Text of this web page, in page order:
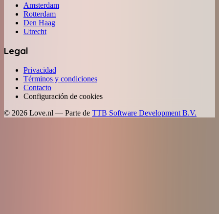
Amsterdam
Rotterdam
Den Haag
Utrecht
Legal
Privacidad
Términos y condiciones
Contacto
Configuración de cookies
© 2026 Love.nl — Parte de TTB Software Development B.V.